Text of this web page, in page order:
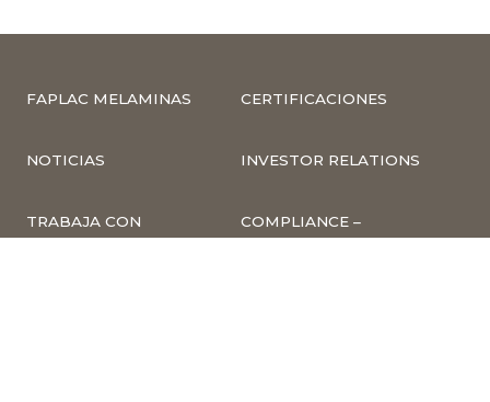
FAPLAC MELAMINAS CERTIFICACIONES
NOTICIAS INVESTOR RELATIONS
TRABAJA CON
NOSOTROS
COMPLIANCE –
DENUNCIAS